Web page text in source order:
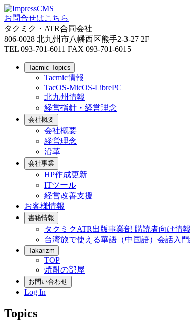
お問合せはこちら
タクミク・ATR合同会社
806-0028 北九州市八幡西区熊手2-3-27 2F
TEL 093-701-6011 FAX 093-701-6015
Tacmic Topics
Tacmic情報
TacOS-MicOS-LibrePC
北九州情報
経営指針・経営理念
会社概要
会社概要
経営理念
沿革
会社事業
HP作成更新
ITツール
経営改善支援
お客様情報
書籍情報
タクミクATR出版事業部 購読者向け情報
台湾旅で使える華語（中国語）会話入
Takarizm
TOP
焼酎の部屋
お問い合わせ
Log In
Topics